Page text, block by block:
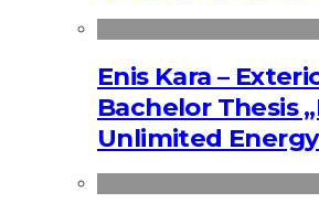
Enis Kara –
Bachelor Thesis
Unlimited